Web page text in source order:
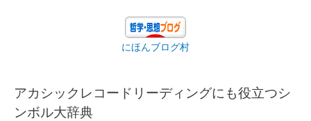
にほんブログ村
アカシックレコードリーディングにも役立つシ
ンボル大辞典